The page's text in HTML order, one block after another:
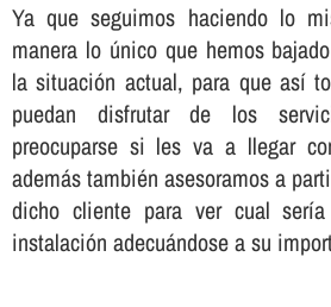
Ya que seguimos haciendo lo
manera lo único que hemos
la situación actual, para que así­
puedan disfrutar de los
preocuparse si les va a llegar
además también asesoramos a
dicho cliente para ver cual
instalación adecuándose a su